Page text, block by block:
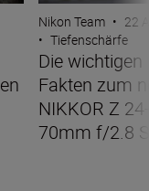
Nikon Team • 22
• Tiefenschärfe
Die
Fakten zum
NIKKOR Z 24-
70mm f/2.8